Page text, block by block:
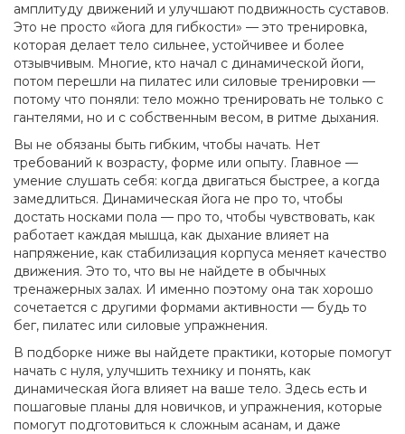
амплитуду движений и улучшают подвижность суставов.
Это не просто «йога для гибкости» — это тренировка,
которая делает тело сильнее, устойчивее и более
отзывчивым. Многие, кто начал с динамической йоги,
потом перешли на пилатес или силовые тренировки —
потому что поняли: тело можно тренировать не только с
гантелями, но и с собственным весом, в ритме дыхания.
Вы не обязаны быть гибким, чтобы начать. Нет
требований к возрасту, форме или опыту. Главное —
умение слушать себя: когда двигаться быстрее, а когда
замедлиться. Динамическая йога не про то, чтобы
достать носками пола — про то, чтобы чувствовать, как
работает каждая мышца, как дыхание влияет на
напряжение, как стабилизация корпуса меняет качество
движения. Это то, что вы не найдете в обычных
тренажерных залах. И именно поэтому она так хорошо
сочетается с другими формами активности — будь то
бег, пилатес или силовые упражнения.
В подборке ниже вы найдете практики, которые помогут
начать с нуля, улучшить технику и понять, как
динамическая йога влияет на ваше тело. Здесь есть и
пошаговые планы для новичков, и упражнения, которые
помогут подготовиться к сложным асанам, и даже